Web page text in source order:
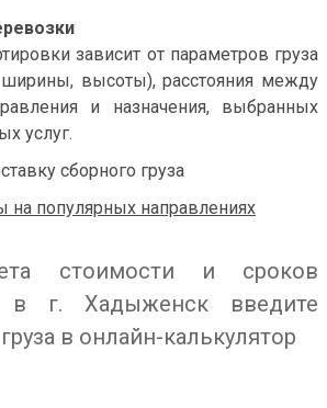
зависит от параметров груза
высоты), расстояния между
и назначения, выбранных
услуг.
сборного груза
на популярных направлениях
стоимости и сроков
в г. Хадыженск введите
в онлайн-калькулятор